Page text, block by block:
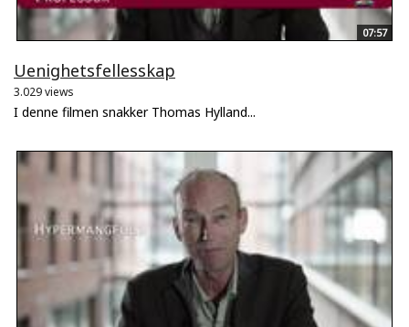
07:57
Uenighetsfellesskap
3.029 views
I denne filmen snakker Thomas Hylland...